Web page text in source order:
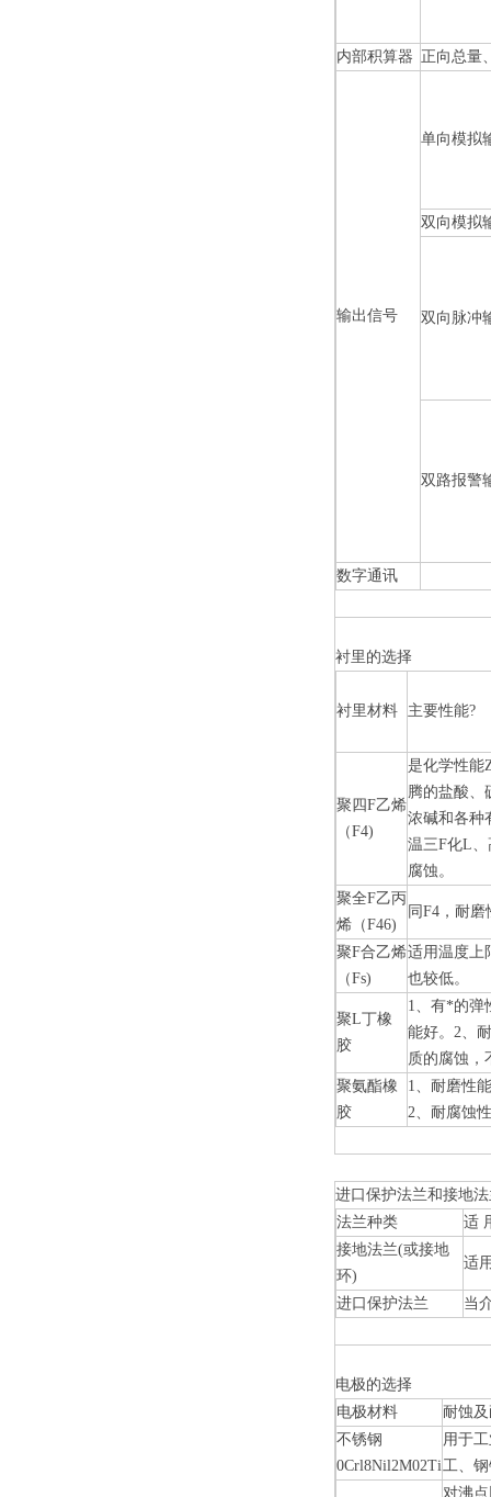
内部积算器 正向总量
输出信号
单向模拟
双向模拟
双向脉冲
双路报警
数字通讯
衬里的选择
衬里材料 主要性能?
聚四F乙烯
（F4)
是化学性能
腾的盐酸、
浓碱和各种
温三F化L
腐蚀。
聚全F乙丙
烯（F46)
同 F4 ，耐
聚F合乙烯
（Fs)
适用温度上
也较低。
聚L丁橡
胶
1、有*的弹
能好。 2、
质的腐蚀，
聚氨酯橡
胶
1、耐磨性
2、耐腐蚀
进口保护法兰和接地
法兰种类
适
接地法兰(或接地
环)
适
进口保护法兰 当
电极的选择
电极材料
耐蚀
不锈钢
0Crl8Nil2M02Ti
用于
工、
对沸